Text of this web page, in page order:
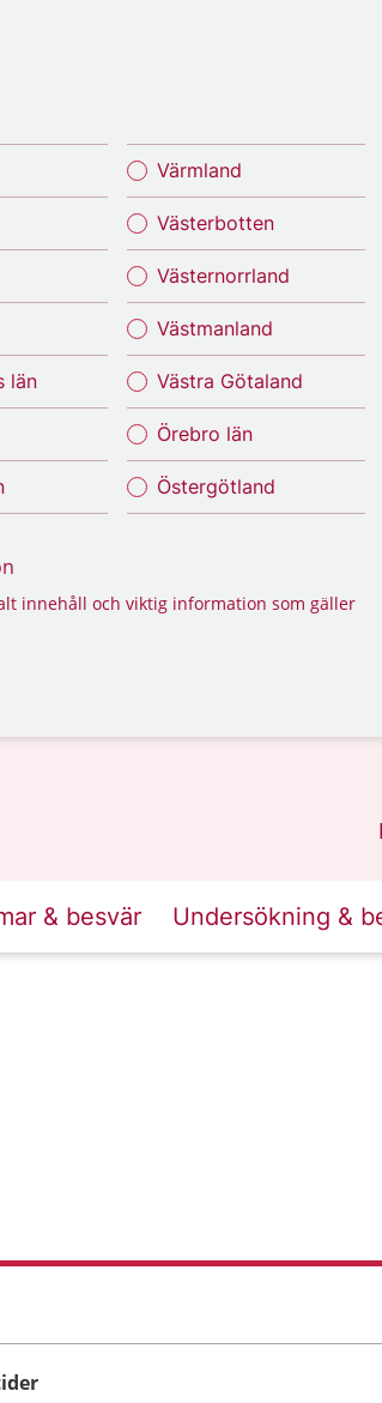
län
Värmland
Västerbotten
Västernorrland
Västmanland
Västra Götaland
Örebro län
Östergötland
innehåll och viktig information som gäller
& besvär Undersökning &